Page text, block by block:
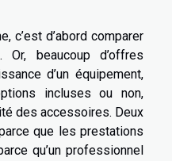
c’est d’abord comparer
beaucoup d’offres
d’un équipement,
incluses ou non,
des accessoires. Deux
que les prestations
qu’un professionnel